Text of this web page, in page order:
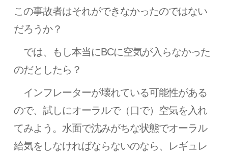
この事故者はそれができなかったのではない
だろうか？
では、もし本当にBCに空気が入らなかった
のだとしたら？
インフレーターが壊れている可能性がある
ので、試しにオーラルで（口で）空気を入れ
てみよう。水面で沈みがちな状態でオーラル
給気をしなければならないのなら、レギュレ